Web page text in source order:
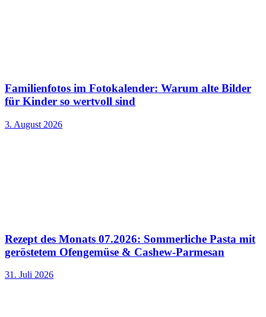
Familienfotos im Fotokalender: Warum alte Bilder
für Kinder so wertvoll sind
3. August 2026
Rezept des Monats 07.2026: Sommerliche Pasta mit
geröstetem Ofengemüse & Cashew-Parmesan
31. Juli 2026